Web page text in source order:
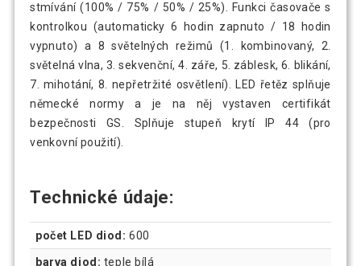
stmívání (100% / 75% / 50% / 25%). Funkci časovače s
kontrolkou (automaticky 6 hodin zapnuto / 18 hodin
vypnuto) a 8 světelných režimů (1. kombinovaný, 2.
světelná vlna, 3. sekvenční, 4. záře, 5. záblesk, 6. blikání,
7. mihotání, 8. nepřetržité osvětlení). LED řetěz splňuje
německé normy a je na něj vystaven certifikát
bezpečnosti GS. Splňuje stupeň krytí IP 44 (pro
venkovní použití).
Technické údaje:
počet LED diod: 600
barva diod: teple bílá